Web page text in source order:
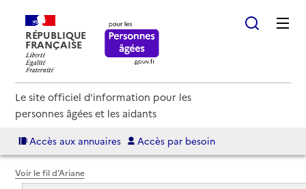
RÉPUBLIQUE
FRANÇAISE
Le site officiel d'information pour les
personnes âgées et les aidants
Accès aux annuaires Accès par besoin
Voir le fil d’Ariane